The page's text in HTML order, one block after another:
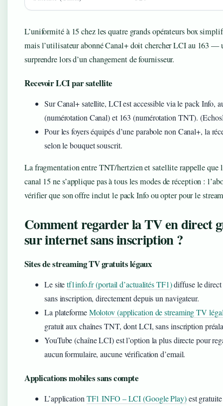
L’uniformité à 15 chez les quatre grands opérateurs box
mais l’utilisateur abonné Canal+ doit chercher LCI au 163 —
surprendre lors d’un changement de fournisseur.
Recevoir LCI par satellite
Sur Canal+ satellite, LCI est accessible via le pack Info,
(numérotation Canal) et 163 (numérotation TNT).
Pour les foyers équipés d’une parabole non Canal+, la
selon le bouquet souscrit.
La fragmentation entre TNT/hertzien et satellite rappelle que
canal 15 ne s’applique pas à tous les modes de réception :
vérifier que son offre inclut le pack Info ou opter pour le
Comment regarder la TV en direct
sur internet sans inscription ?
Sites de streaming TV gratuits légaux
Le sitetf1info.fr (portail d’actualités TF1)diffuse le direct
sans inscription, directement depuis un navigateur.
La plateformeMolotov (application de streaming TV
gratuit aux chaînes TNT, dont LCI, sans inscription
YouTube (chaîne LCI) est l’option la plus directe pour
aucun formulaire, aucune vérification d’email.
Applications mobiles sans compte
L’application TF1 INFO – LCI (Google Play)est